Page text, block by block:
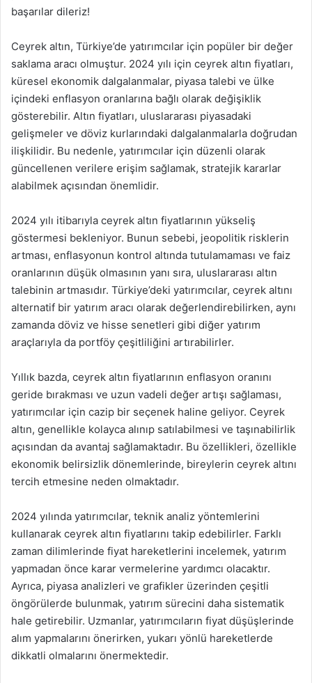
başarılar dileriz!
Ceyrek altın, Türkiye’de yatırımcılar için popüler bir değer
saklama aracı olmuştur. 2024 yılı için ceyrek altın fiyatları,
küresel ekonomik dalgalanmalar, piyasa talebi ve ülke
içindeki enflasyon oranlarına bağlı olarak değişiklik
gösterebilir. Altın fiyatları, uluslararası piyasadaki
gelişmeler ve döviz kurlarındaki dalgalanmalarla doğrudan
ilişkilidir. Bu nedenle, yatırımcılar için düzenli olarak
güncellenen verilere erişim sağlamak, stratejik kararlar
alabilmek açısından önemlidir.
2024 yılı itibarıyla ceyrek altın fiyatlarının yükseliş
göstermesi bekleniyor. Bunun sebebi, jeopolitik risklerin
artması, enflasyonun kontrol altında tutulamaması ve faiz
oranlarının düşük olmasının yanı sıra, uluslararası altın
talebinin artmasıdır. Türkiye’deki yatırımcılar, ceyrek altını
alternatif bir yatırım aracı olarak değerlendirebilirken, aynı
zamanda döviz ve hisse senetleri gibi diğer yatırım
araçlarıyla da portföy çeşitliliğini artırabilirler.
Yıllık bazda, ceyrek altın fiyatlarının enflasyon oranını
geride bırakması ve uzun vadeli değer artışı sağlaması,
yatırımcılar için cazip bir seçenek haline geliyor. Ceyrek
altın, genellikle kolayca alınıp satılabilmesi ve taşınabilirlik
açısından da avantaj sağlamaktadır. Bu özellikleri, özellikle
ekonomik belirsizlik dönemlerinde, bireylerin ceyrek altını
tercih etmesine neden olmaktadır.
2024 yılında yatırımcılar, teknik analiz yöntemlerini
kullanarak ceyrek altın fiyatlarını takip edebilirler. Farklı
zaman dilimlerinde fiyat hareketlerini incelemek, yatırım
yapmadan önce karar vermelerine yardımcı olacaktır.
Ayrıca, piyasa analizleri ve grafikler üzerinden çeşitli
öngörülerde bulunmak, yatırım sürecini daha sistematik
hale getirebilir. Uzmanlar, yatırımcıların fiyat düşüşlerinde
alım yapmalarını önerirken, yukarı yönlü hareketlerde
dikkatli olmalarını önermektedir.